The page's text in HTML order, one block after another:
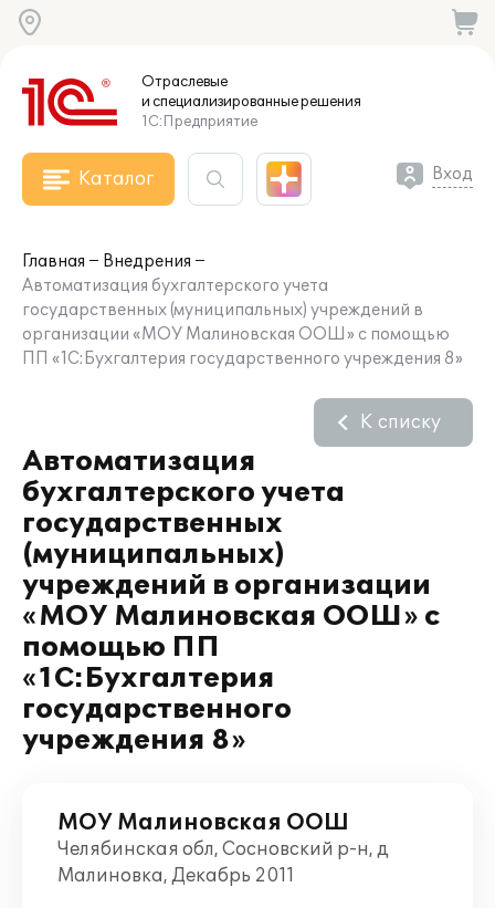
Отраслевые
и специализированныерешения
1С:Предприятие
Каталог Вход
Главная
Внедрения
Автоматизация бухгалтерского учета
государственных (муниципальных) учреждений в
организации «МОУ Малиновская ООШ» с помощью
ПП «1С:Бухгалтерия государственного учреждения 8»
Автоматизация
бухгалтерского учета
государственных
(муниципальных)
учреждений в организации
«МОУ Малиновская ООШ» с
помощью ПП
«1С:Бухгалтерия
государственного
учреждения 8»
К списку
МОУ Малиновская ООШ
Челябинская обл, Сосновский р-н, д
Малиновка, Декабрь 2011